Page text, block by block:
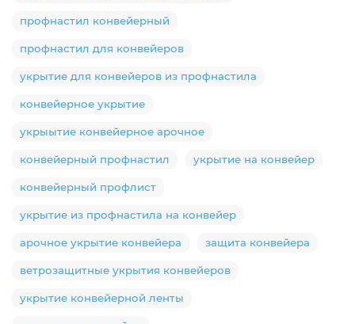
профнастил конвейерный
профнастил для конвейеров
укрытие для конвейеров из профнастила
конвейерное укрытие
укрыытие конвейерное арочное
конвейерный профнастил укрытие на конвейер
конвейерный профлист
укрытие из профнастила на конвейер
арочное укрытие конвейера защита конвейера
ветрозащитные укрытия конвейеров
укрытие конвейерной ленты